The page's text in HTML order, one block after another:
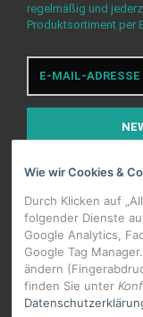
regelmäßig und
Produktsortiment per
E-
Mail-
Alle Preise
Wie wir Cookies &
Durch Klicken auf
folgender Dienste
Google Analytics,
Google Tag
ändern
finden Sie unter